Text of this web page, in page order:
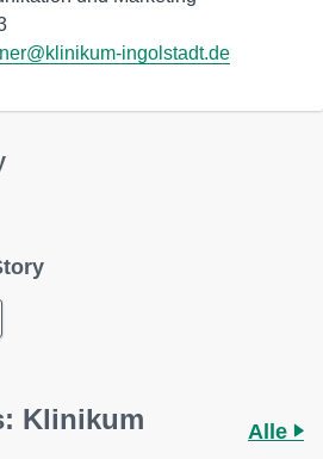
ingolstadt.de
Klinikum
Alle